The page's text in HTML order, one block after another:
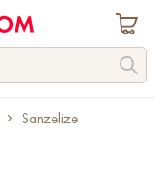
Sanzelize